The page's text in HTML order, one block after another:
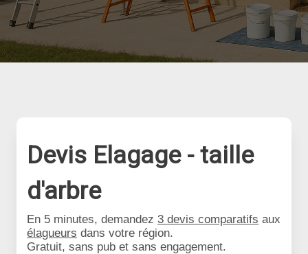
Devis Elagage - taille
d'arbre
En 5 minutes, demandez 3 devis comparatifs aux
élagueurs dans votre région.
Gratuit, sans pub et sans engagement.